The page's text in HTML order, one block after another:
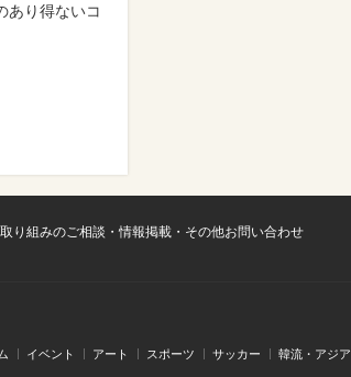
り得ないコ
り組みのご相談・情報掲載・その他お問い合わせ
イベント アート スポーツ サッカー 韓流・アジア